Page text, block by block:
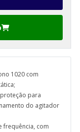
1020 com
para
do agitador
frequência, com